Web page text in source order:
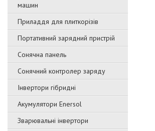
машин
Приладдя для плиткорізів
Портативний зарядний пристрій
Сонячна панель
Сонячний контролер заряду
Інвертори гібридні
Акумулятори Enersol
Зварювальні інвертори